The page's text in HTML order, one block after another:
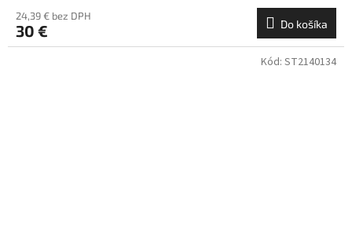
24,39 € bez DPH
30 € Do košíka
Kód: ST2140134